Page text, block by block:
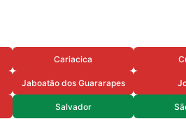
Cariacica
Jaboatão dos Guararapes
Salvador